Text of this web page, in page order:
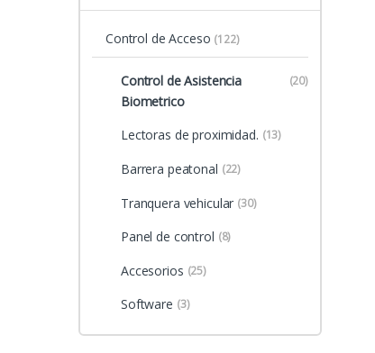
Control de Acceso (122)
Control de Asistencia
Biometrico
(20)
Lectoras de proximidad. (13)
Barrera peatonal (22)
Tranquera vehicular (30)
Panel de control (8)
Accesorios (25)
Software (3)